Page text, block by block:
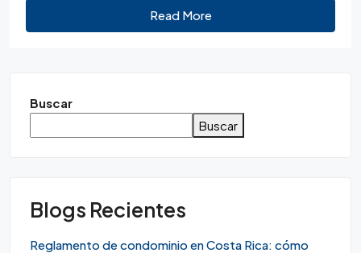
Read More
Buscar
Buscar
Blogs Recientes
Reglamento de condominio en Costa Rica: cómo